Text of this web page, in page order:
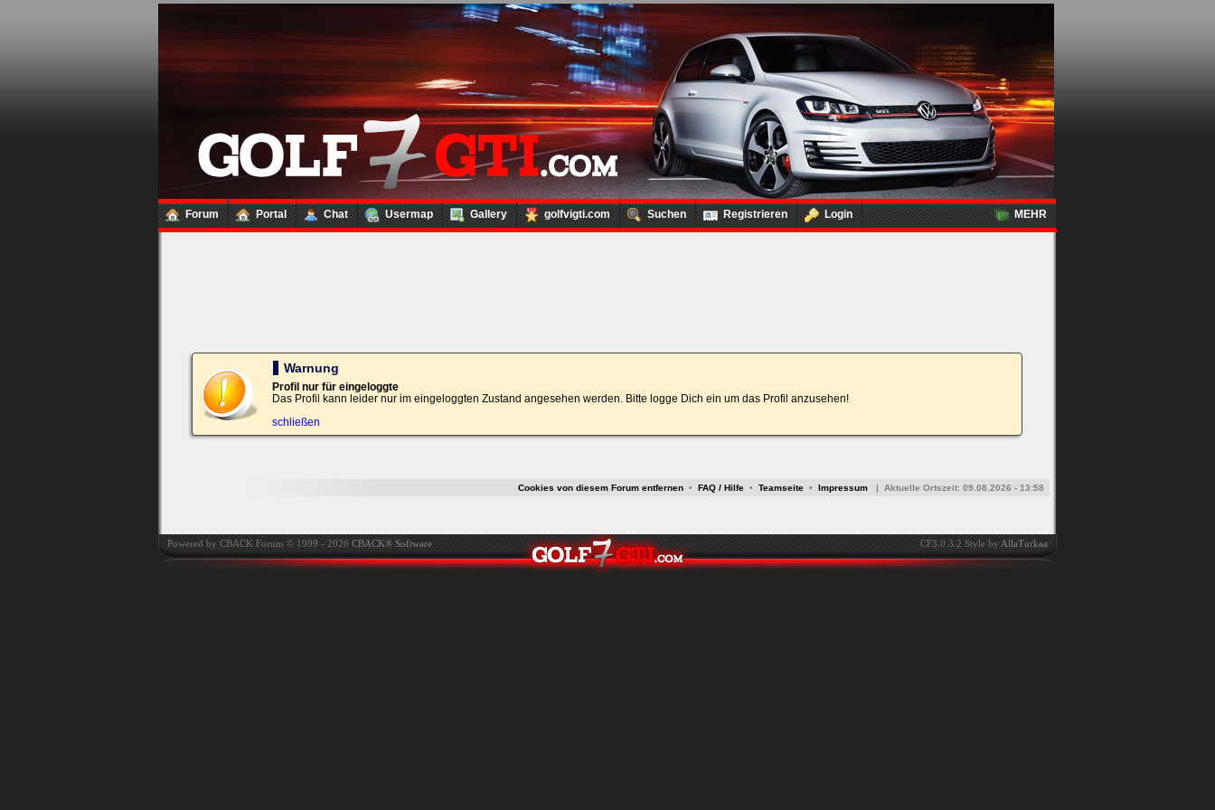
Forum Portal Chat Usermap Gallery golfvigti.com Suchen Registrieren Login MEHR
Loginbox
Trage
bitte
in
die
nachfolgenden
Felder
Deinen
Benutzernamen
und
Kennwort
ein,
um
Bei jedem Besuch
automatisch einloggen.
Warnung
Profil nur für eingeloggte
Das Profil kann leider nur im eingeloggten Zustand angesehen werden. Bitte logge Dich ein um das Profil anzusehen!
schließen
Cookies von diesem Forum entfernen • FAQ / Hilfe • Teamseite • Impressum | Aktuelle Ortszeit: 09.08.2026 - 13:58
Powered by CBACK Forum © 1999 - 2026CBACK® Software CF3.0.3.2 Style byAllaTurkaa